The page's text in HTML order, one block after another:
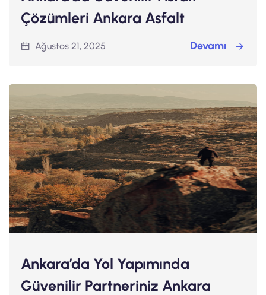
Çözümleri Ankara Asfalt
Ağustos 21, 2025 Devamı
Ankara’da Yol Yapımında
Güvenilir Partneriniz Ankara